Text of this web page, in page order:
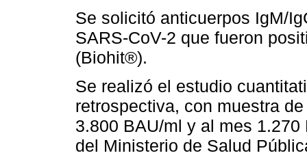
Se solicitó anticuerpos IgM/
SARS-CoV-2 que fueron
(Biohit®).
Se realizó el estudio
retrospectiva, con muestra
3.800 BAU/ml y al mes
del Ministerio de Salud